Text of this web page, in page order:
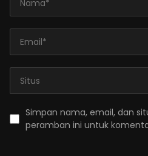
Simpan nama, email, dan
peramban ini untuk